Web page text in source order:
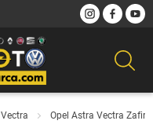
Vectra Opel Astra Vectra